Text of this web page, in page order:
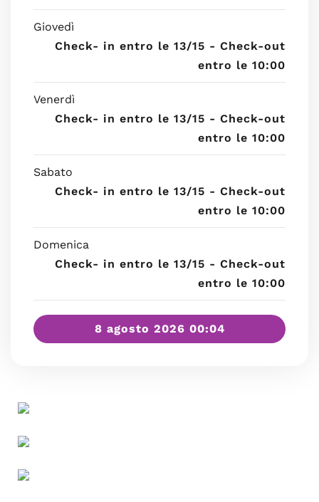
Giovedì
Check- in entro le 13/15 - Check-out
entro le 10:00
Venerdì
Check- in entro le 13/15 - Check-out
entro le 10:00
Sabato
Check- in entro le 13/15 - Check-out
entro le 10:00
Domenica
Check- in entro le 13/15 - Check-out
entro le 10:00
8 agosto 2026 00:04